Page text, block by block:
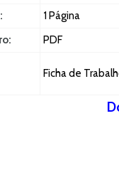
1 Página
PDF
Ficha de